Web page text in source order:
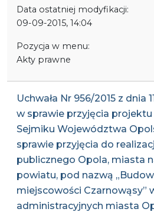
Data ostatniej modyfikacji:
09-09-2015, 14:04
Pozycja w menu:
Akty prawne
Uchwała Nr 956/2015 z dnia
w sprawie przyjęcia projektu
Sejmiku Województwa
sprawie przyjęcia do
publicznego Opola, miasta
powiatu, pod nazwą
miejscowości Czarnowąsy”
administracyjnych miasta